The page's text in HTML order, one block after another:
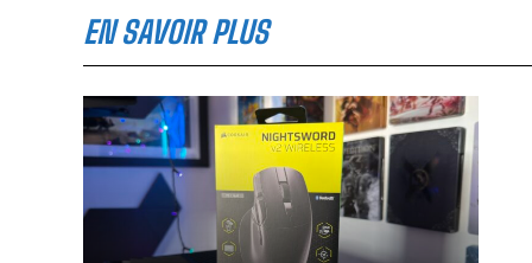
EN SAVOIR PLUS